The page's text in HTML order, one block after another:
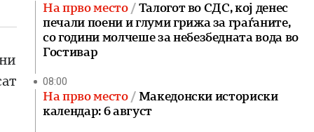
На прво место
Талогот во СДС, кој денес
печали поени и глуми грижа за граѓаните,
со години молчеше за небезбедната вода во
Гостивар
08:00
На прво место
Македонски историски
календар: 6 август